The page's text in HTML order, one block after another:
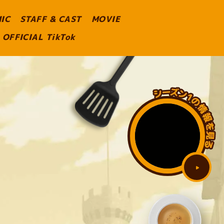
STAFF & CAST
MOVIE
OFFICIAL TikTok
ー
ズ
ン
1
の
報
見